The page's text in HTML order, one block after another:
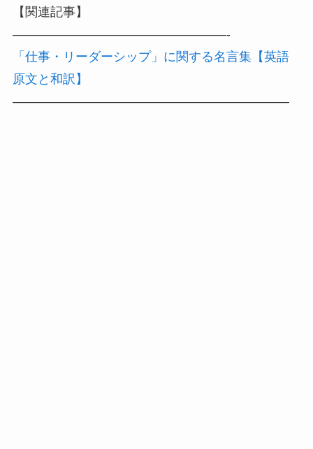
【関連記事】
—————————————————-
「仕事・リーダーシップ」に関する名言集【英語
原文と和訳】
——————————————————————